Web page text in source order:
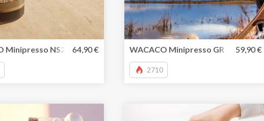
Minipresso NS2- tragbare Kapsel-Espressomaschine für unterwegs
64,90 € WACACO Minipresso GR – kleine,
59,90 €
2710